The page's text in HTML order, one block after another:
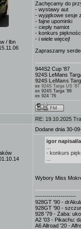
/ lbn
Zachęcamy do
- wystawy aut
- wyjątkowe sesje
- fajne upominki
- ciepły namiot
- konkurs
- i wiele więcej!
Zapraszamy
944S2 Cup '87
924S LeMans
924S LeMans
ex 924S Targa US '87
ex 924S Targa '86
ex 924 '76
RE: 19.10.2025
Dodane dnia 30-
igor napisał/
- konkurs
Wybory Miss
---------------------
928GT '90 -
928GT '90 -
928 '79 - Żaba:
A2 '03 - Pikachu:
A6 Allroad '20 -